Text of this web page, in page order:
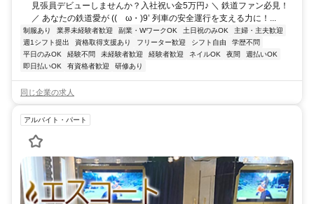
見張員デビューしませんか？入社祝い金5万円♪ ＼ 鉄道ファン必見！
／ あなたの鉄道愛が ((ゝω・)9’ 列車の安全運行を支える力に！...
制服あり 業界未経験者歓迎 副業・WワークOK 土日祝のみOK
主婦・主夫歓迎
週1シフト提出
資格取得支援あり フリーター歓迎 シフト自由
学歴不問
平日のみOK
経験不問 未経験者歓迎 経験者歓迎 ネイルOK 夜間
週払いOK
即日払いOK
有資格者歓迎 研修あり
同じ企業の求人
アルバイト・パート